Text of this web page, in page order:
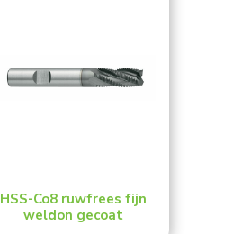
HSS-Co8 ruwfrees fijn
weldon gecoat